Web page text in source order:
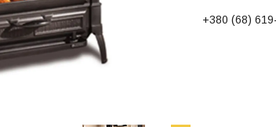
+380 (68)